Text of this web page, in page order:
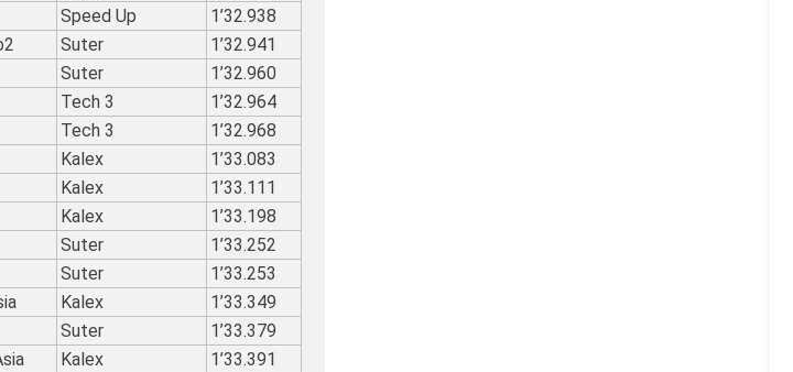
Speed Up
1’32.938
Suter
1’32.941
Suter
1’32.960
Tech 3
1’32.964
Tech 3
1’32.968
Kalex
1’33.083
Kalex
1’33.111
Kalex
1’33.198
Suter
1’33.252
Suter
1’33.253
Kalex
1’33.349
Suter
1’33.379
Kalex
1’33.391